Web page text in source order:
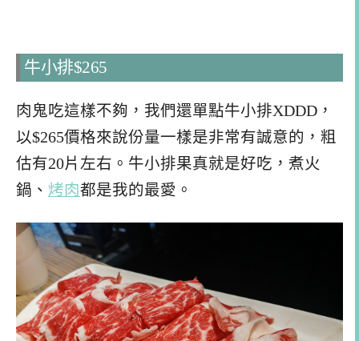
牛小排$265
肉鬼吃這樣不夠，我們還單點牛小排XDDD，
以$265價格來說份量一樣是非常有誠意的，粗
估有20片左右。牛小排果真就是好吃，煮火
鍋、 烤肉都是我的最愛。